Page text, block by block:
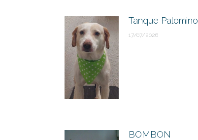
Tanque Palomino
17/07/2026
BOMBON